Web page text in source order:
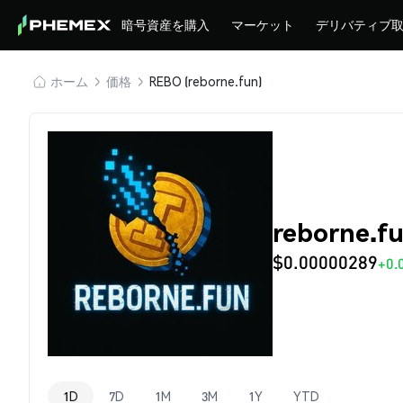
暗号資産を購入 マーケット デリバティブ
ホーム 価格 REBO (reborne.fun)
$0.00000289
1D 7D 1M 3M 1Y YTD